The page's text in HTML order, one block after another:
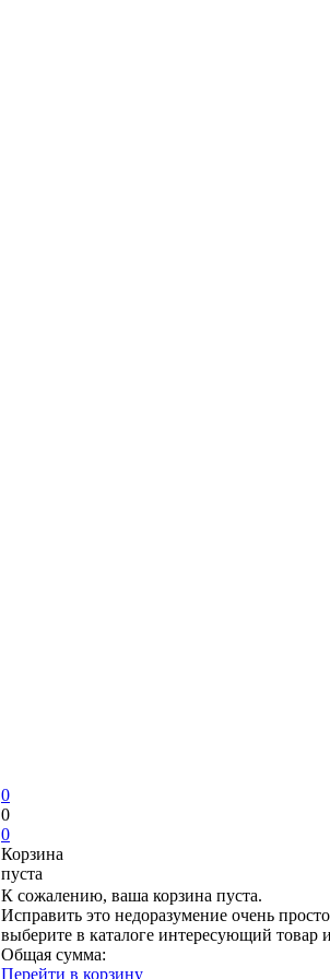
0
0
0
Корзина
пуста
К сожалению, ваша корзина пуста.
Исправить это недоразумение очень
выберите в каталоге интересующий
Общая сумма:
Перейти в корзину